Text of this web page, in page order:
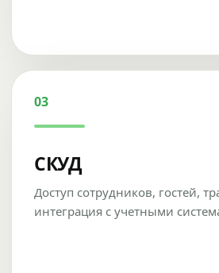
03
СКУД
Доступ сотрудников, гостей,
интеграция с учетными